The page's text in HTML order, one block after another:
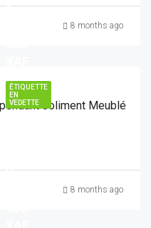
8 months ago
ÉTIQUETTE
EN
VEDETTE
1
Joliment Meublé
8 months ago
2